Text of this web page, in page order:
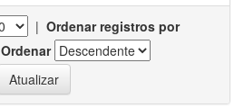
| Ordenar registros por
Ordenar